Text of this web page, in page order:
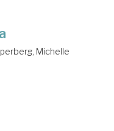
Michelle